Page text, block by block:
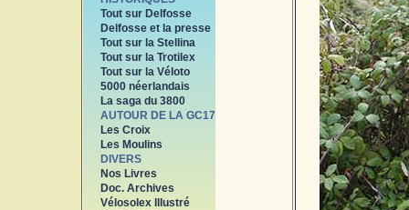
Tout sur Delfosse
Delfosse et la presse
Tout sur la Stellina
Tout sur la Trotilex
Tout sur la Véloto
5000 néerlandais
La saga du 3800
AUTOUR DE LA GC17
Les Croix
Les Moulins
DIVERS
Nos Livres
Doc. Archives
Vélosolex Illustré